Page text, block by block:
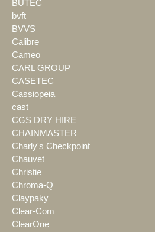
BÜTEC
bvft
BVVS
Calibre
Cameo
CARL GROUP
CASETEC
Cassiopeia
cast
CGS DRY HIRE
CHAINMASTER
Charly's Checkpoint
Chauvet
Christie
Chroma-Q
Claypaky
Clear-Com
ClearOne